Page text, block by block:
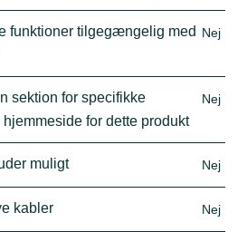
funktioner tilgegængelig med Nej
sektion for specifikke
for dette produkt
Nej
muligt Nej
kabler Nej